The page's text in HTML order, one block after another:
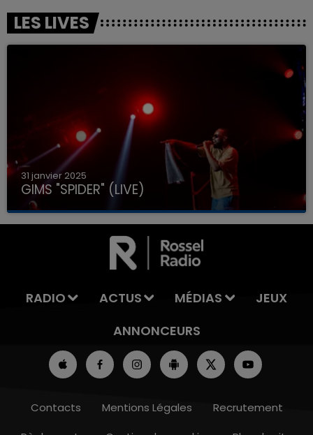
LES LIVES
31 janvier 2025
GIMS "SPIDER" (LIVE)
RADIO ACTUS MÉDIAS
JEUX
ANNONCEURS
Contacts Mentions Légales
Recrutement